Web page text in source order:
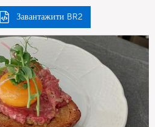
Завантажити BR2